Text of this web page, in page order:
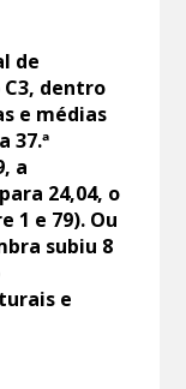
de
dentro
e médias
37.ª
a
24,04, o
1 e 79). Ou
subiu 8
e